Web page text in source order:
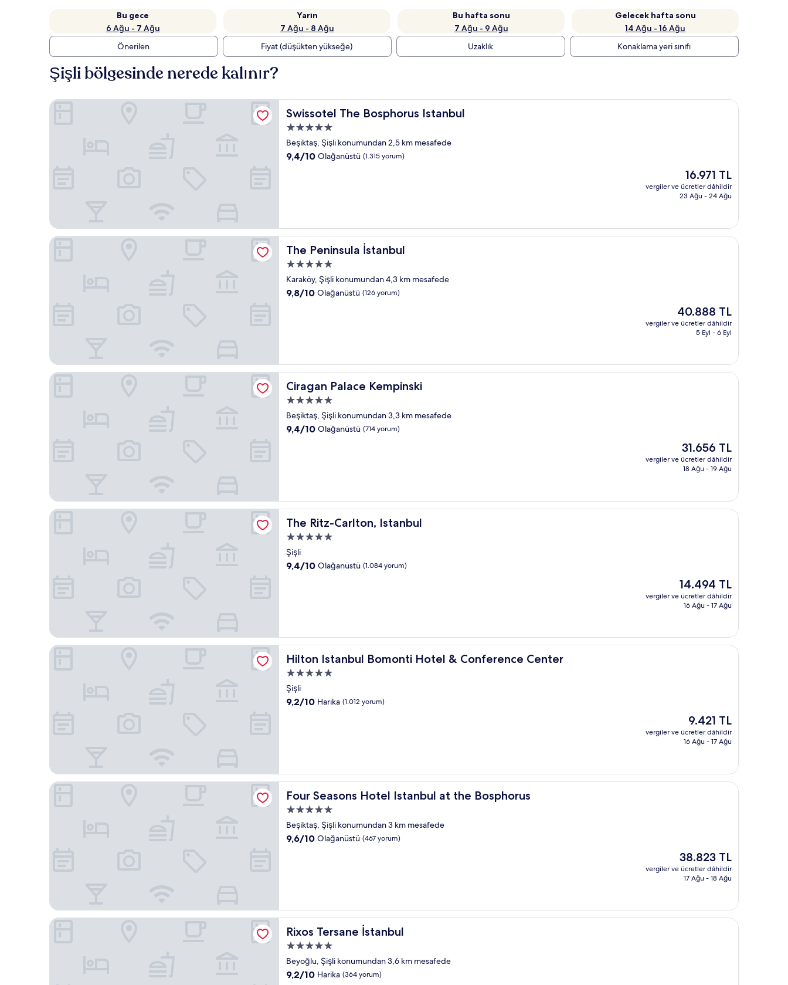
Bu gece
6 Ağu - 7 Ağu
Yarın
7 Ağu - 8 Ağu
Bu hafta sonu
7 Ağu - 9 Ağu
Gelecek hafta sonu
14 Ağu - 16 Ağu
Önerilen
Fiyat (düşükten yükseğe) Uzaklık Konaklama yeri sınıfı
Şişli bölgesinde nerede kalınır?
Swissotel The Bosphorus Istanbul
Swissotel The Bosphorus Istanbul
5.0
yıldızlı
konaklama
Beşiktaş, Şişli konumundan 2,5 km mesafede
10
9,4/10 Olağanüstü (1.315 yorum)
Güncel
fiyat:
16.971 TL
16.971 TL
vergiler ve ücretler dâhildir
23 Ağu - 24 Ağu
Swissotel The Bosphorus Istanbul
The Peninsula İstanbul
The Peninsula İstanbul
5.0
yıldızlı
konaklama
yeri
Karaköy, Şişli konumundan 4,3 km mesafede
10
9,8/10 Olağanüstü (126 yorum)
Güncel
fiyat:
40.888 TL
40.888 TL
vergiler ve ücretler dâhildir
5 Eyl - 6 Eyl
The Peninsula İstanbul
Ciragan Palace Kempinski
Ciragan Palace Kempinski
5.0
yıldızlı
konaklama
Beşiktaş, Şişli konumundan 3,3 km mesafede
10
9,4/10 Olağanüstü (714 yorum)
Güncel
fiyat:
31.656 TL
31.656 TL
vergiler ve ücretler dâhildir
18 Ağu - 19 Ağu
Ciragan Palace Kempinski
The Ritz-Carlton, Istanbul
The Ritz-Carlton, Istanbul
5.0
yıldızlı
konaklama
yeri
Şişli
10
9,4/10 Olağanüstü (1.084 yorum)
Güncel
fiyat:
14.494 TL
14.494 TL
vergiler ve ücretler dâhildir
16 Ağu - 17 Ağu
The Ritz-Carlton, Istanbul
Hilton Istanbul Bomonti Hotel & Conference Center
Hilton Istanbul Bomonti Hotel & Conference Center
5.0
yıldızlı
konaklama
Şişli
10
9,2/10 Harika (1.012 yorum)
Güncel
fiyat:
9.421 TL
9.421 TL
vergiler ve ücretler dâhildir
16 Ağu - 17 Ağu
Hilton Istanbul Bomonti Hotel & Conference Center
Four Seasons Hotel Istanbul at the Bosphorus
Four Seasons Hotel Istanbul at the Bosphorus
5.0
yıldızlı
konaklama
yeri
Beşiktaş, Şişli konumundan 3 km mesafede
10
9,6/10 Olağanüstü (467 yorum)
Güncel
fiyat:
38.823 TL
38.823 TL
vergiler ve ücretler dâhildir
17 Ağu - 18 Ağu
Four Seasons Hotel Istanbul at the Bosphorus
Rixos Tersane İstanbul
Rixos Tersane İstanbul
5.0
yıldızlı
konaklama
Beyoğlu, Şişli konumundan 3,6 km mesafede
10
9,2/10 Harika (364 yorum)
Rixos Tersane İstanbul